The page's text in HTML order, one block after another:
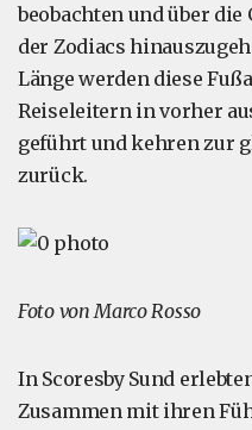
beobachten und über die
der Zodiacs
Länge werden diese
Reiseleitern in vorher
geführt und kehren zur
zurück.
Foto von Marco Rosso
In Scoresby Sund
Zusammen mit ihren